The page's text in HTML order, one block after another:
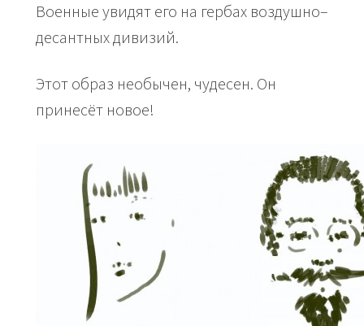
Военные увидят его на гербах воздушно–
десантных дивизий.
Этот образ необычен, чудесен. Он
принесёт новое!